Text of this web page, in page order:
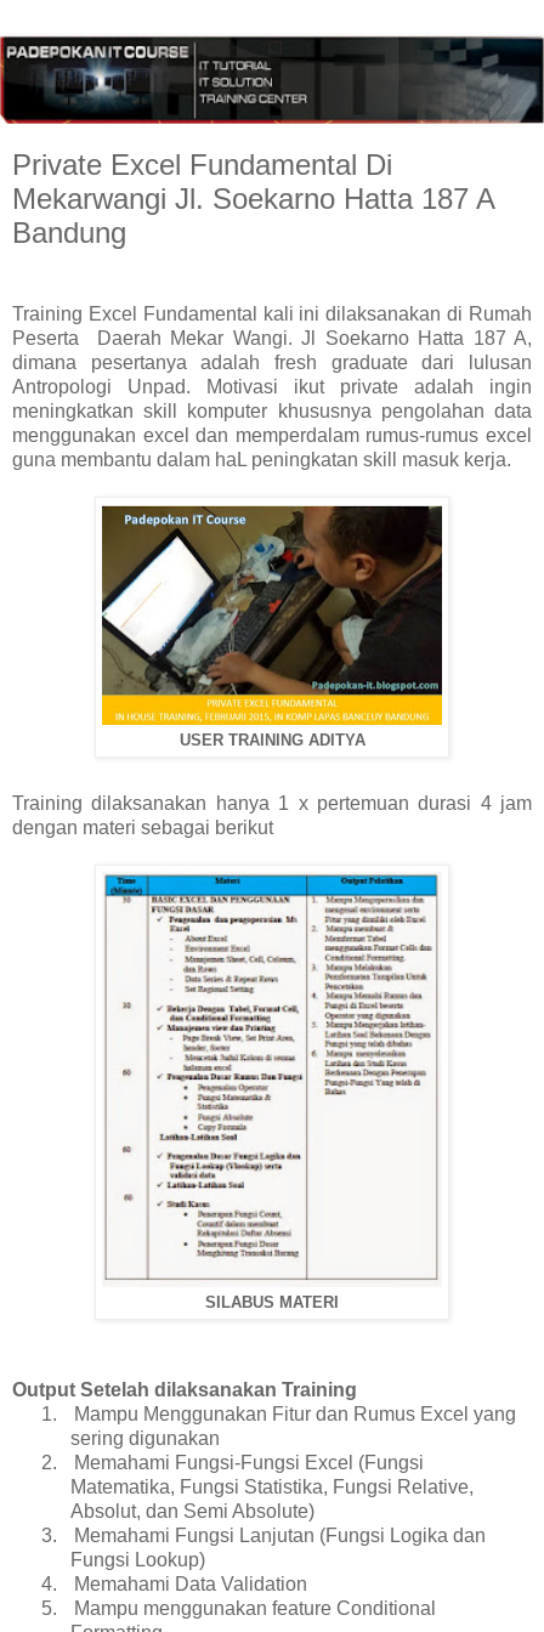
Private Excel Fundamental Di
Mekarwangi Jl. Soekarno Hatta 187 A
Bandung
Training Excel Fundamental kali ini dilaksanakan di Rumah
Peserta
Daerah Mekar Wangi. Jl Soekarno Hatta 187 A,
dimana pesertanya adalah fresh graduate dari lulusan
Antropologi Unpad. Motivasi ikut private adalah ingin
meningkatkan skill komputer khususnya pengolahan data
menggunakan excel dan memperdalam rumus-rumus excel
guna membantu dalam haL peningkatan skill masuk kerja.
USER TRAINING ADITYA
Training dilaksanakan hanya 1 x pertemuan durasi 4 jam
dengan materi sebagai berikut
SILABUS MATERI
Output Setelah dilaksanakan Training
1.
Mampu Menggunakan Fitur dan Rumus Excel yang
sering digunakan
2.
Memahami Fungsi-Fungsi Excel (Fungsi
Matematika, Fungsi Statistika, Fungsi Relative,
Absolut, dan Semi Absolute)
3.
Memahami Fungsi Lanjutan (Fungsi Logika dan
Fungsi Lookup)
4.
Memahami Data Validation
5.
Mampu menggunakan feature Conditional